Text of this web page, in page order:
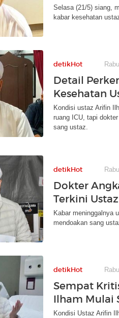
Selasa (21/5) siang,
kabar kesehatan
detikHot
Detail
Kesehatan
Kondisi ustaz Arifin
ruang ICU, tapi
sang ustaz.
detikHot
Dokter
Terkini
Kabar meninggalnya
mendoakan sang
detikHot
Sempat
Ilham Mulai
Kondisi Ustaz Arifin